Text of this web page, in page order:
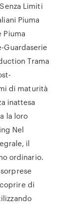
Limiti
Piuma
Piuma
Guardaserie
Trama
di maturità
inattesa
la loro
Nel
il
ordinario.
di